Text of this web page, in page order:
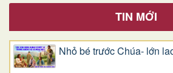
TIN MỚI
Nhỏ bé trước Chúa- lớn